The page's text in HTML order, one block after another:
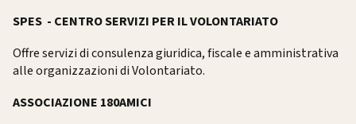
SPES - CENTRO SERVIZI PER IL VOLONTARIATO
Offre servizi di consulenza giuridica, fiscale e amministrativa
alle organizzazioni di Volontariato.
ASSOCIAZIONE 180AMICI